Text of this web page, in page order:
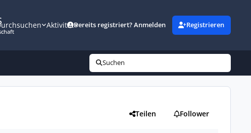
AktivitätBereits registriert? Anmelden Registrieren
Suchen
Teilen Follower